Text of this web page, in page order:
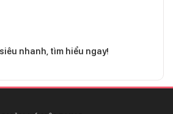
nhanh, tìm hiểu ngay!